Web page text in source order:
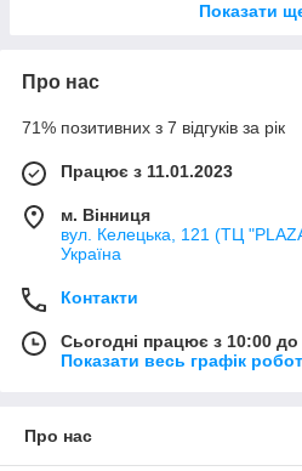
Показати
Про нас
71% позитивних з 7 відгуків за рік
Працює з 11.01.2023
м. Вінниця
вул. Келецька, 121 (ТЦ
Україна
Контакти
Сьогодні працює з 10:00 до
Показати весь графік
Про нас